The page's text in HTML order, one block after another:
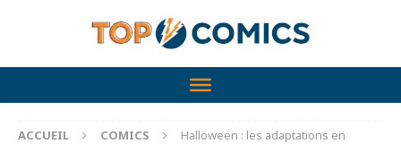
ACCUEIL COMICS
Halloween : les adaptations en